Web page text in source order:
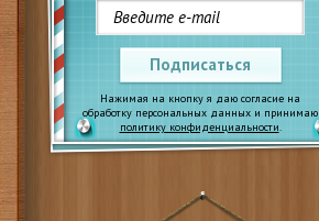
Подписаться
Нажимая на кнопку я даю согласие на
обработку персональных данных и принимаю
политику конфиденциальности.